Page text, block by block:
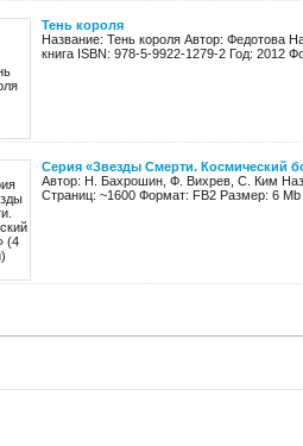
Тень короля
Название: Тень короля Автор: Федотова
книга ISBN: 978-5-9922-1279-2 Год: 2012
Серия «Звезды Смерти. Космический
Автор: Н. Бахрошин, Ф. Вихрев, С. Ким
Страниц: ~1600 Формат: FB2 Размер: 6 Mb